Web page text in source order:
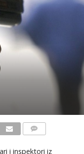
i inspektori iz